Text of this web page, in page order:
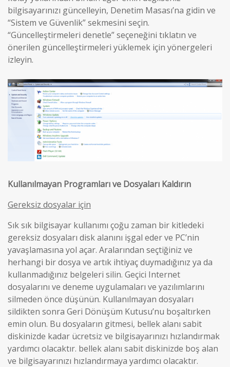
bilgisayarınızı güncelleyin, Denetim Masası’na gidin ve
“Sistem ve Güvenlik” sekmesini seçin.
“Güncelleştirmeleri denetle” seçeneğini tıklatın ve
önerilen güncelleştirmeleri yüklemek için yönergeleri
izleyin.
Kullanılmayan Programları ve Dosyaları Kaldırın
Gereksiz dosyalar için
Sık sık bilgisayar kullanımı çoğu zaman bir kitledeki
gereksiz dosyaları disk alanını işgal eder ve PC’nin
yavaşlamasına yol açar. Aralarından seçtiğiniz ve
herhangi bir dosya ve artık ihtiyaç duymadığınız ya da
kullanmadığınız belgeleri silin. Geçici Internet
dosyalarını ve deneme uygulamaları ve yazılımlarını
silmeden önce düşünün. Kullanılmayan dosyaları
sildikten sonra Geri Dönüşüm Kutusu’nu boşaltırken
emin olun. Bu dosyaların gitmesi, bellek alanı sabit
diskinizde kadar ücretsiz ve bilgisayarınızı hızlandırmak
yardımcı olacaktır. bellek alanı sabit diskinizde boş alan
ve bilgisayarınızı hızlandırmaya yardımcı olacaktır.